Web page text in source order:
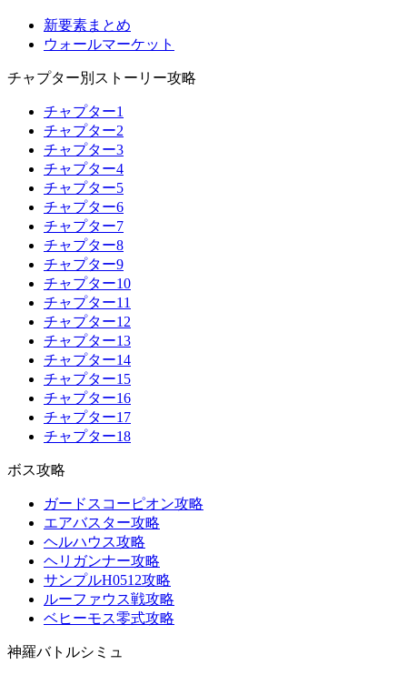
新要素まとめ
ウォールマーケット
チャプター別ストーリー攻略
チャプター1
チャプター2
チャプター3
チャプター4
チャプター5
チャプター6
チャプター7
チャプター8
チャプター9
チャプター10
チャプター11
チャプター12
チャプター13
チャプター14
チャプター15
チャプター16
チャプター17
チャプター18
ボス攻略
ガードスコーピオン攻略
エアバスター攻略
ヘルハウス攻略
ヘリガンナー攻略
サンプルH0512攻略
ルーファウス戦攻略
ベヒーモス零式攻略
神羅バトルシミュ